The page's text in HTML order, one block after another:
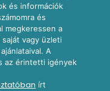
és információk
és
megkeressen a
vagy üzleti
A
az érintetti igények
írt